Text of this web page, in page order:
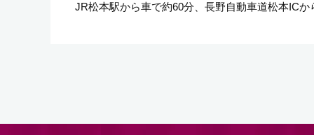
JR松本駅から車で約60分、長野自動車道松本ICか